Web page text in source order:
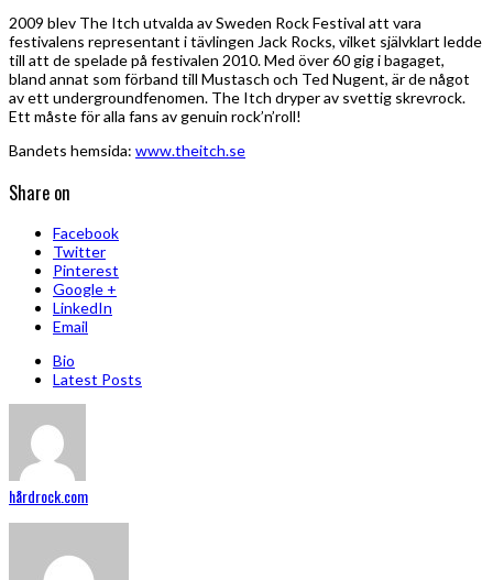
2009 blev The Itch utvalda av Sweden Rock Festival att vara
festivalens representant i tävlingen Jack Rocks, vilket självklart ledde
till att de spelade på festivalen 2010. Med över 60 gig i bagaget,
bland annat som förband till Mustasch och Ted Nugent, är de något
av ett undergroundfenomen. The Itch dryper av svettig skrevrock.
Ett måste för alla fans av genuin rock’n’roll!
Bandets hemsida: www.theitch.se
Share on
Facebook
Twitter
Pinterest
Google +
LinkedIn
Email
Bio
Latest Posts
hårdrock.com